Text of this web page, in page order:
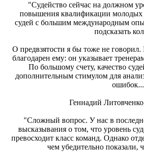
"Судейство сейчас на должном
повышения квалификации молодых
судей с большим международным
подсказать
О предвзятости я бы тоже не
благодарен ему: он указывает
По большому счету, качество
дополнительным стимулом для
Геннадий
"Сложный вопрос. У нас в
высказывания о том, что уровень
превосходит класс команд. Однако
чем убедительно показали,